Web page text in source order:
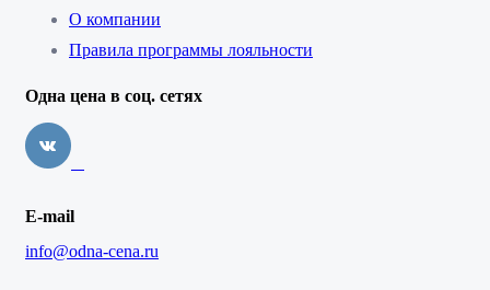
О компании
Правила программы лояльности
Одна цена в соц. сетях
E-mail
info@odna-cena.ru